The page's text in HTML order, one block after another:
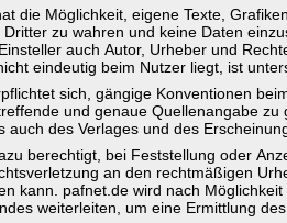
die Möglichkeit, eigene Texte,
zu wahren und keine Daten
auch Autor, Urheber und
eindeutig beim Nutzer liegt, ist
sich, gängige Konventionen
und genaue Quellenangabe
auch des Verlages und des
berechtigt, bei Feststellung oder
an den rechtmäßigen
kann. pafnet.de wird nach
weiterleiten, um eine Ermittlung